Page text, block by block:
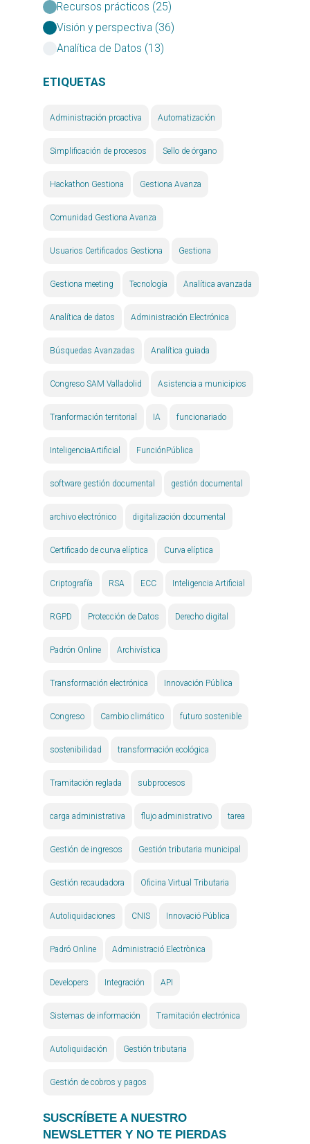
Recursos prácticos (25)
Visión y perspectiva (36)
Analítica de Datos (13)
ETIQUETAS
Administración proactiva Automatización
Simplificación de procesos Sello de órgano
Hackathon Gestiona Gestiona Avanza
Comunidad Gestiona Avanza
Usuarios Certificados Gestiona Gestiona
Gestiona meeting Tecnología Analítica avanzada
Analítica de datos Administración Electrónica
Búsquedas Avanzadas Analítica guiada
Congreso SAM Valladolid Asistencia a municipios
Tranformación territorial IA funcionariado
InteligenciaArtificial FunciónPública
software gestión documental gestión documental
archivo electrónico digitalización documental
Certificado de curva elíptica Curva elíptica
Criptografía RSA ECC Inteligencia Artificial
RGPD Protección de Datos Derecho digital
Padrón Online Archivística
Transformación electrónica Innovación Pública
Congreso Cambio climático futuro sostenible
sostenibilidad transformación ecológica
Tramitación reglada subprocesos
carga administrativa flujo administrativo tarea
Gestión de ingresos Gestión tributaria municipal
Gestión recaudadora Oficina Virtual Tributaria
Autoliquidaciones CNIS Innovació Pública
Padró Online Administració Electrònica
Developers Integración API
Sistemas de información Tramitación electrónica
Autoliquidación Gestión tributaria
Gestión de cobros y pagos
SUSCRÍBETE A NUESTRO
NEWSLETTER Y NO TE PIERDAS